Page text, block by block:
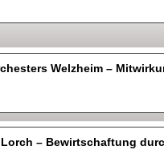
Welzheim –
– Bewirtschaftung